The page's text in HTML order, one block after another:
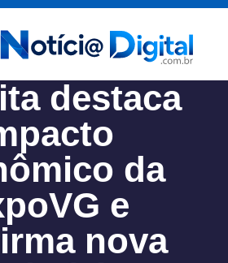
destaca
da
e
nova